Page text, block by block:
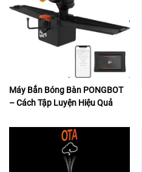
Máy Bắn Bóng Bàn PONGBOT
– Cách Tập Luyện Hiệu Quả